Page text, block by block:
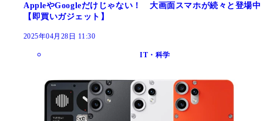
AppleやGoogleだけじゃない！ 大画面スマホが続々と登場中
【即買いガジェット】
2025年04月28日 11:30
IT・科学